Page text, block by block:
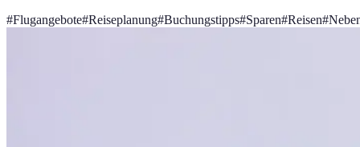
#Flugangebote#Reiseplanung#Buchungstipps#Sparen#Reisen#